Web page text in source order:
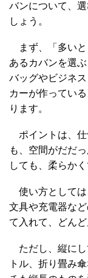
バンについて、
しょう。
まず、「多いと
あるカバンを選
バッグやビジネ
カーが作ってい
ります。
ポイントは、仕
も、空間がだだ
しても、柔らか
使い方としては
文具や充電器な
て入れて、どんど
ただし、縦にし
トル、折り畳み